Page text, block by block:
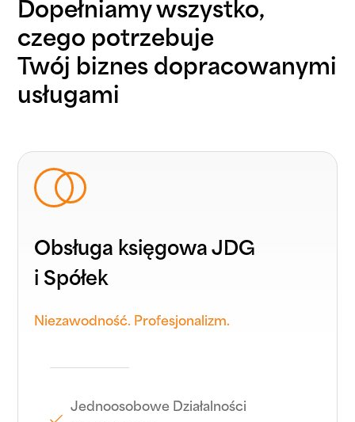
Dopełniamy wszystko,
czego potrzebuje
Twój biznes dopracowanymi
usługami
Obsługa księgowa JDG
i Spółek
Niezawodność. Profesjonalizm.
Jednoosobowe Działalności